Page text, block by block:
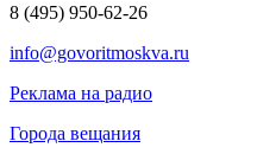
8 (495) 950-62-26
info@govoritmoskva.ru
Реклама на радио
Города вещания